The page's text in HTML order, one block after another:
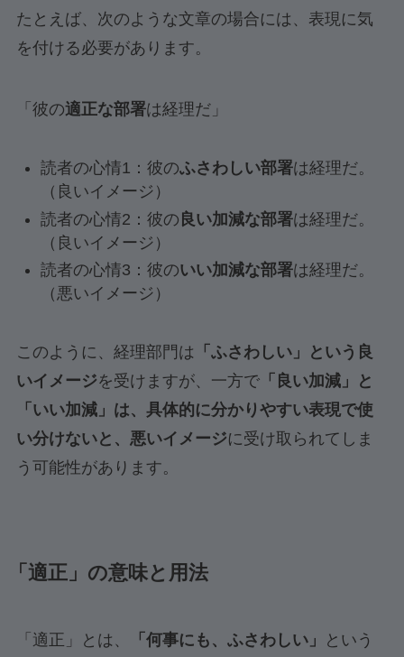
たとえば、次のような文章の場合には、表現に気
を付ける必要があります。
「彼の適正な部署は経理だ」
読者の心情1：彼のふさわしい部署は経理だ。
（良いイメージ）
読者の心情2：彼の 良い加減な部署は経理だ。
（良いイメージ）
読者の心情3：彼のいい加減な部署は経理だ。
（悪いイメージ）
このように、経理部門は 「ふさわしい」という良
いイメージを受けますが、一方で「良い加減」と
「いい加減」は、具体的に分かりやすい表現で使
い分けないと、悪いイメージに受け取られてしま
う可能性があります。
「適正」の意味と用法
「適正」とは、 「何事にも、ふさわしい」
という